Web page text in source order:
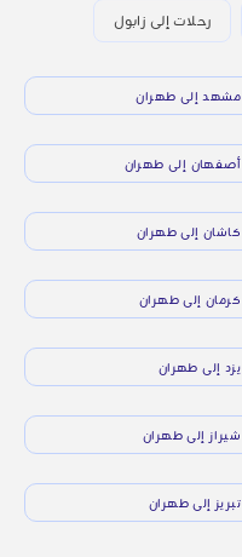
رحلات إلى زابول
مشهد إلى طهران
أصفهان إلى طهران
كاشان إلى طهران
كرمان إلى طهران
يزد إلى طهران
شيراز إلى طهران
تبريز إلى طهران